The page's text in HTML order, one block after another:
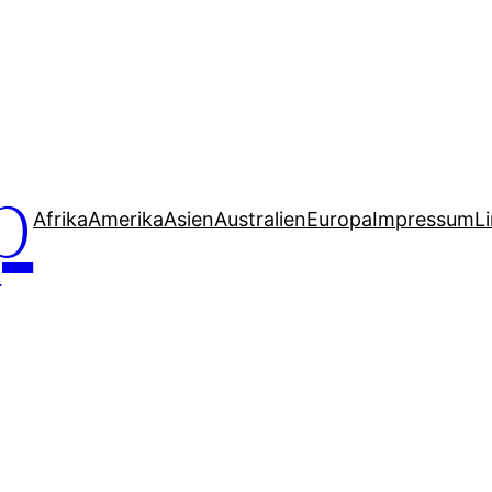
AfrikaAmerikaAsienAustralienEuropaImpressum